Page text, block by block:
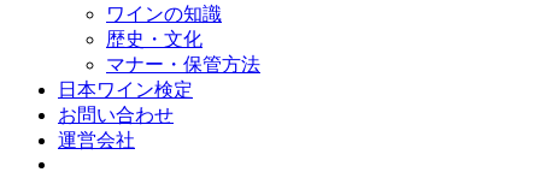
ワインの知識
歴史・文化
マナー・保管方法
日本ワイン検定
お問い合わせ
運営会社